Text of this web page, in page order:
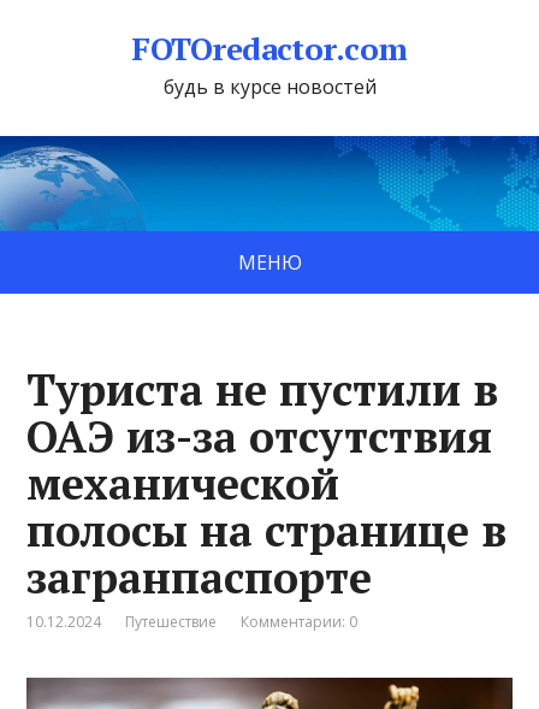
FOTOredactor.com
будь в курсе новостей
МЕНЮ
Туриста не пустили в
ОАЭ из-за отсутствия
механической
полосы на странице в
загранпаспорте
10.12.2024 Путешествие Комментарии: 0